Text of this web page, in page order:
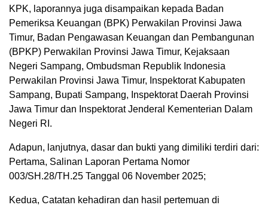
KPK, laporannya juga disampaikan kepada Badan
Pemeriksa Keuangan (BPK) Perwakilan Provinsi Jawa
Timur, Badan Pengawasan Keuangan dan Pembangunan
(BPKP) Perwakilan Provinsi Jawa Timur, Kejaksaan
Negeri Sampang, Ombudsman Republik Indonesia
Perwakilan Provinsi Jawa Timur, Inspektorat Kabupaten
Sampang, Bupati Sampang, Inspektorat Daerah Provinsi
Jawa Timur dan Inspektorat Jenderal Kementerian Dalam
Negeri RI.
Adapun, lanjutnya, dasar dan bukti yang dimiliki terdiri dari:
Pertama, Salinan Laporan Pertama Nomor
003/SH.28/TH.25 Tanggal 06 November 2025;
Kedua, Catatan kehadiran dan hasil pertemuan di